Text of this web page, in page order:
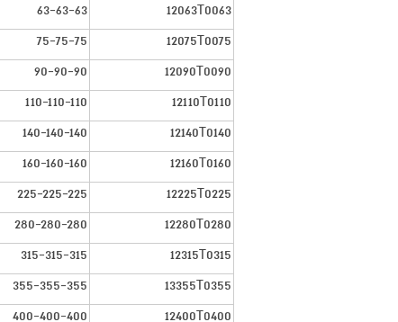
12063T0063
63-63-63
12075T0075
75-75-75
12090T0090
90-90-90
12110T0110
110-110-110
12140T0140
140-140-140
12160T0160
160-160-160
12225T0225
225-225-225
12280T0280
280-280-280
12315T0315
315-315-315
13355T0355
355-355-355
12400T0400
400-400-400